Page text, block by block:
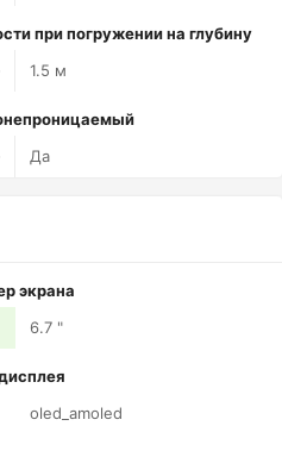
при погружении на глубину
1.5 м
Да
экрана
6.7 "
oled_amoled